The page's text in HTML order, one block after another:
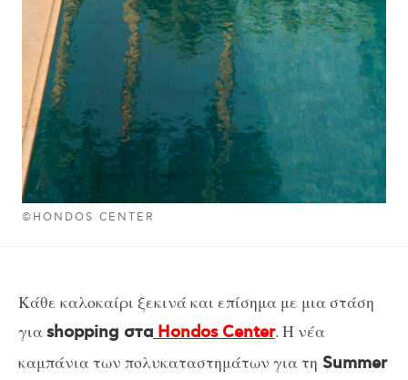
©HONDOS CENTER
Κάθε καλοκαίρι ξεκινά και επίσημα με μια στάση
γιαshopping στα Hondos Center. Η νέα
καμπάνια των πολυκαταστημάτων για τη Summer